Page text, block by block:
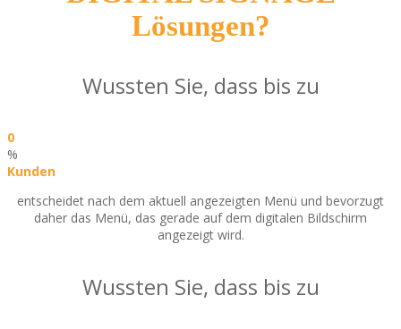
Lösungen?
Wussten Sie, dass bis zu
0
%
Kunden
entscheidet nach dem aktuell angezeigten Menü und bevorzugt
daher das Menü, das gerade auf dem digitalen Bildschirm
angezeigt wird.
Wussten Sie, dass bis zu